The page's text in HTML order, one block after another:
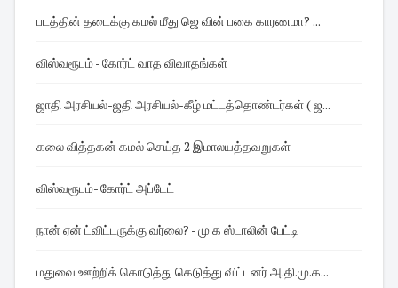
படத்தின் தடைக்கு கமல் மீது ஜெ வின் பகை காரணமா? ...
விஸ்வரூபம் - கோர்ட் வாத விவாதங்கள்
ஜாதி அரசியல்-ஜதி அரசியல்-கீழ் மட்டத்தொண்டர்கள் ( ஜ...
கலை வித்தகன் கமல் செய்த 2 இமாலயத்தவறுகள்
விஸ்வரூபம்- கோர்ட் அப்டேட்
நான் ஏன் ட்விட்டருக்கு வர்லை? - மு க ஸ்டாலின் பேட்டி
மதுவை ஊற்றிக் கொடுத்து கெடுத்து விட்டனர் அ.தி.மு.க...